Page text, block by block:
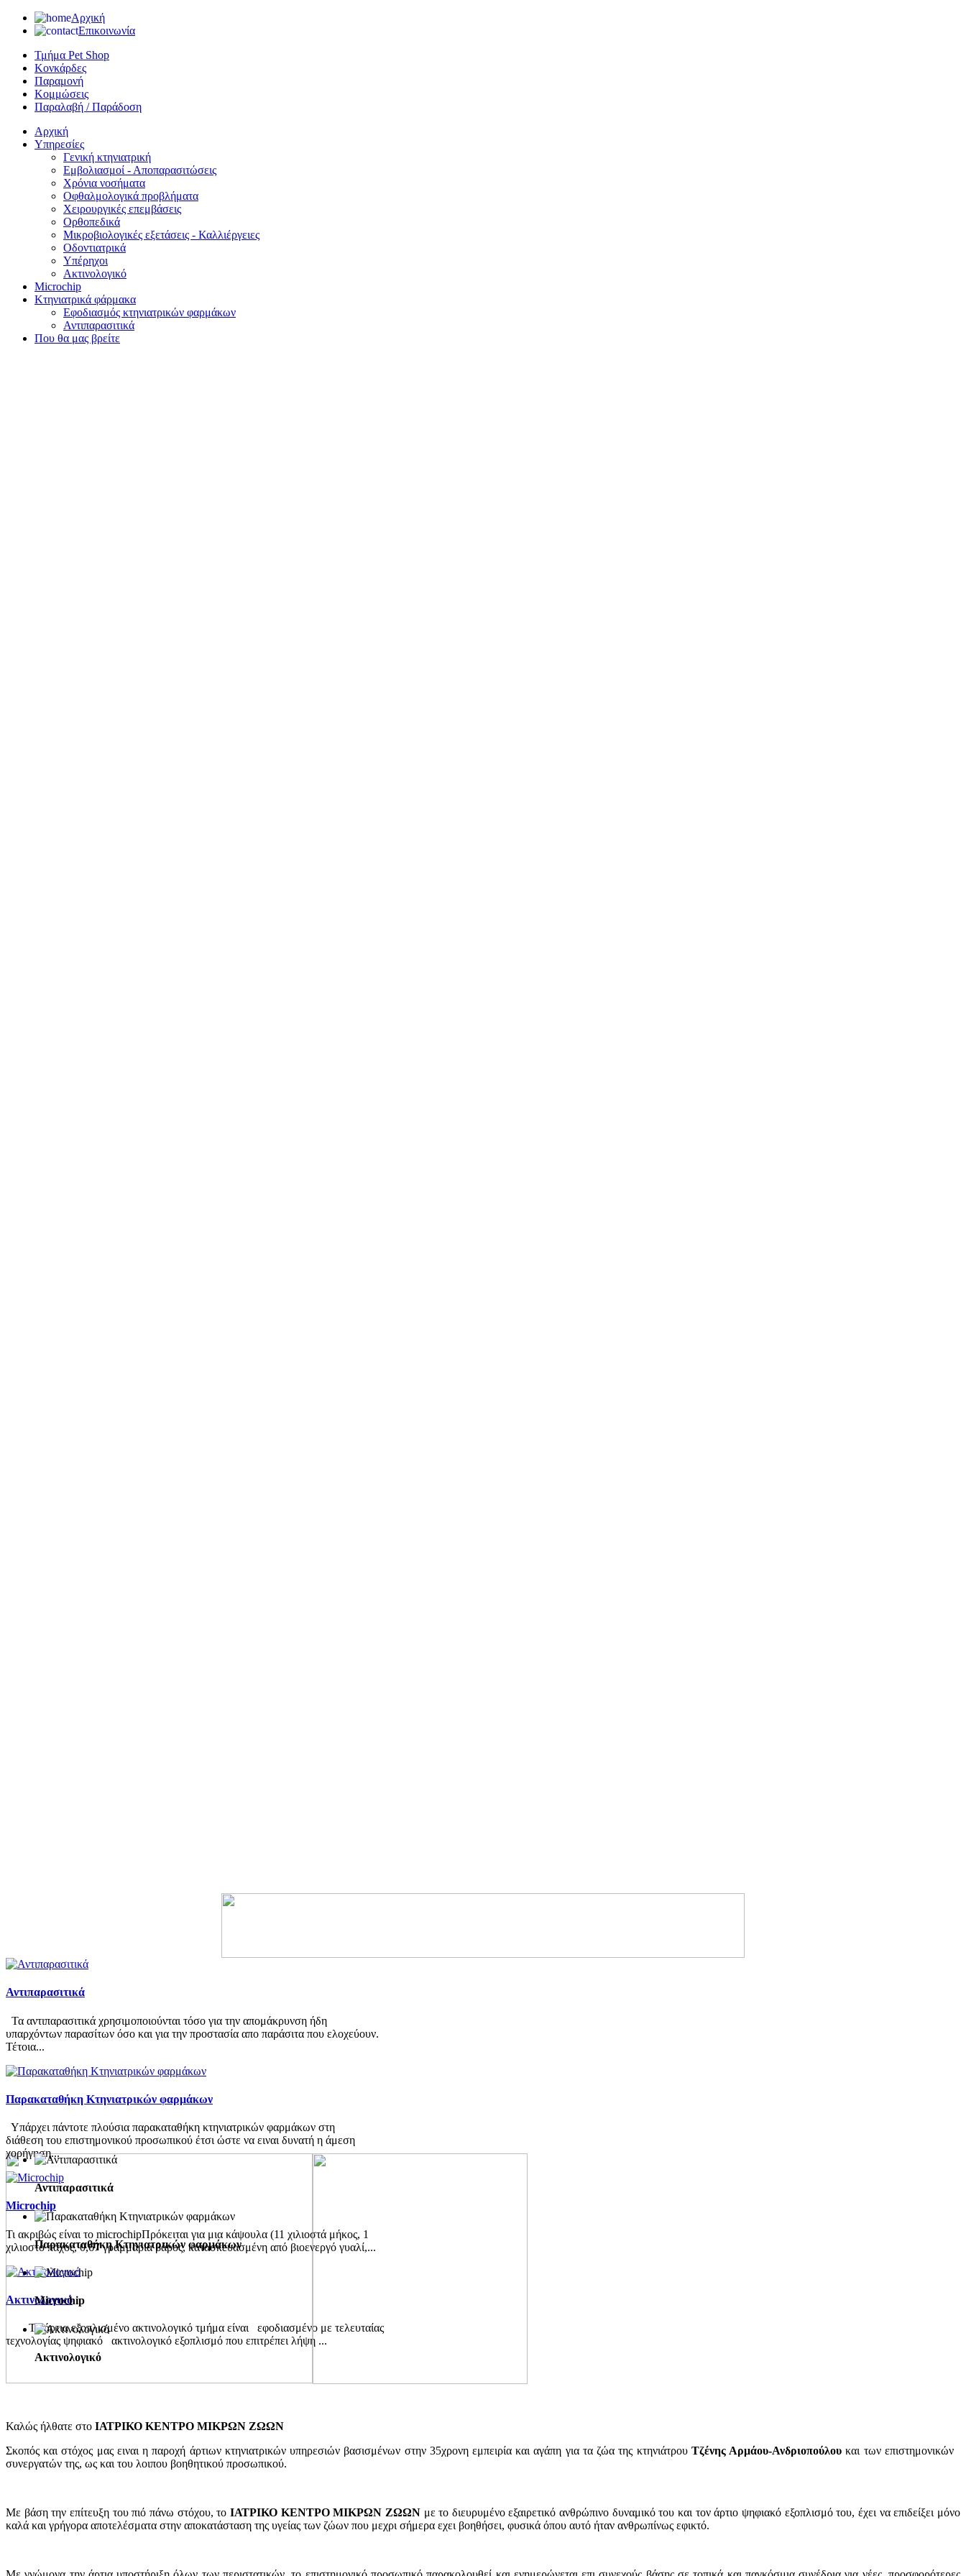
Αρχική
Επικοινωνία
Τμήμα Pet Shop
Κονκάρδες
Παραμονή
Κομμώσεις
Παραλαβή / Παράδοση
Αρχική
Υπηρεσίες
Γενική κτηνιατρική
Εμβολιασμοί - Αποπαρασιτώσεις
Χρόνια νοσήματα
Οφθαλμολογικά προβλήματα
Χειρουργικές επεμβάσεις
Ορθοπεδικά
Μικροβιολογικές εξετάσεις - Καλλιέργειες
Οδοντιατρικά
Υπέρηχοι
Ακτινολογικό
Microchip
Κτηνιατρικά φάρμακα
Εφοδιασμός κτηνιατρικών φαρμάκων
Αντιπαρασιτικά
Που θα μας βρείτε
Αντιπαρασιτικά
Τα αντιπαρασιτικά χρησιμοποιούνται τόσο για την απομάκρυνση ήδη
υπαρχόντων παρασίτων όσο και για την προστασία απο παράσιτα που ελοχεύουν.
Τέτοια...
Παρακαταθήκη Κτηνιατρικών φαρμάκων
Υπάρχει πάντοτε πλούσια παρακαταθήκη κτηνιατρικών φαρμάκων στη
διάθεση του επιστημονικού προσωπικού έτσι ώστε να ειναι δυνατή η άμεση
χορήγηση...
Microchip
Τι ακριβώς είναι το microchipΠρόκειται για μια κάψουλα (11 χιλιοστά μήκος, 1
χιλιοστό πάχος, 0,67 γραμμάρια βάρος, κατασκευασμένη από βιοενεργό γυαλί,...
Ακτινολογικό
Το άρτια εξοπλισμένο ακτινολογικό τμήμα είναι εφοδιασμένο με τελευταίας
τεχνολογίας ψηφιακό ακτινολογικό εξοπλισμό που επιτρέπει λήψη ...
Αντιπαρασιτικά
Παρακαταθήκη Κτηνιατρικών φαρμάκων
Microchip
Ακτινολογικό
Καλώς ήλθατε στο ΙΑΤΡΙΚΟ ΚΕΝΤΡΟ ΜΙΚΡΩΝ ΖΩΩΝ
Σκοπός και στόχος μας ειναι η παροχή άρτιων κτηνιατρικών υπηρεσιών βασισμένων στην 35χρονη εμπειρία και αγάπη για τα ζώα της κτηνιάτρου Τζένης Αρμάου-Ανδριοπούλου και των επιστημονικών
συνεργατών της, ως και του λοιπου βοηθητικού προσωπικού.
Με βάση την επίτευξη του πιό πάνω στόχου, το ΙΑΤΡΙΚΟ ΚΕΝΤΡΟ ΜΙΚΡΩΝ ΖΩΩΝμε το διευρυμένο εξαιρετικό ανθρώπινο δυναμικό του και τον άρτιο ψηφιακό εξοπλισμό του, έχει να επιδείξει μόνο
καλά και γρήγορα αποτελέσματα στην αποκατάσταση της υγείας των ζώων που μεχρι σήμερα εχει βοηθήσει, φυσικά όπου αυτό ήταν ανθρωπίνως εφικτό.